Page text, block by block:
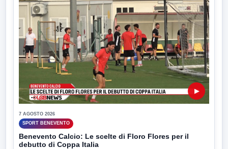
▶
7 AGOSTO 2026
SPORT BENEVENTO
Benevento Calcio: Le scelte di Floro Flores per il
debutto di Coppa Italia